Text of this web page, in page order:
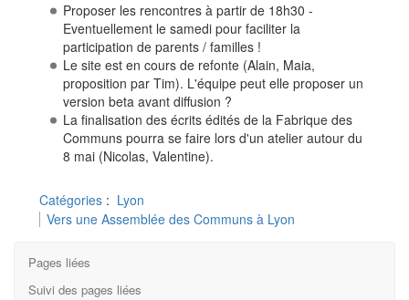
Proposer les rencontres à partir de 18h30 -
Eventuellement le samedi pour faciliter la
participation de parents / familles !
Le site est en cours de refonte (Alain, Maia,
proposition par Tim). L'équipe peut elle proposer un
version beta avant diffusion ?
La finalisation des écrits édités de la Fabrique des
Communs pourra se faire lors d'un atelier autour du
8 mai (Nicolas, Valentine).
Catégories : Lyon
Vers une Assemblée des Communs à Lyon
Pages liées
Suivi des pages liées